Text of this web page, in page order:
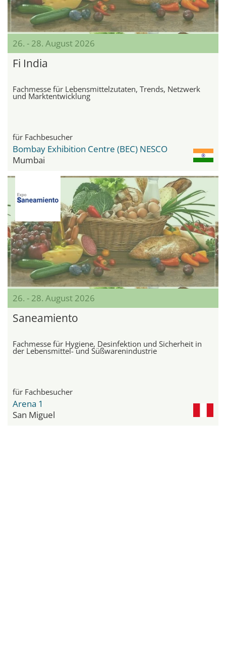
26. - 28. August 2026
Fi India
Fachmesse für Lebensmittelzutaten, Trends, Netzwerk
und Marktentwicklung
für Fachbesucher
Bombay Exhibition Centre (BEC) NESCO
Mumbai
26. - 28. August 2026
Saneamiento
Fachmesse für Hygiene, Desinfektion und Sicherheit in
der Lebensmittel- und Süßwarenindustrie
für Fachbesucher
Arena 1
San Miguel